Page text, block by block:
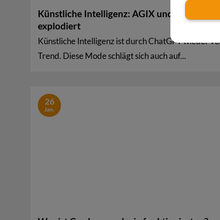
Künstliche Intelligenz: AGIX und FET Kurs
explodiert
Künstliche Intelligenz ist durch ChatGPT wieder
Trend. Diese Mode schlägt sich auch auf...
26
Jan.